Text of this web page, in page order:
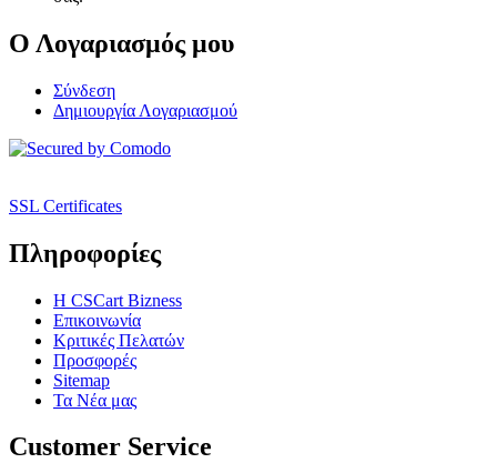
Ο Λογαριασμός μου
Σύνδεση
Δημιουργία Λογαριασμού
SSL Certificates
Πληροφορίες
Η CSCart Bizness
Επικοινωνία
Κριτικές Πελατών
Προσφορές
Sitemap
Τα Νέα μας
Customer Service